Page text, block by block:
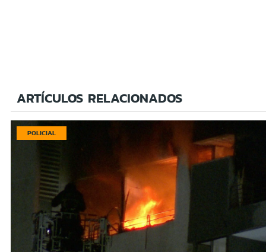
ARTÍCULOS RELACIONADOS
POLICIAL